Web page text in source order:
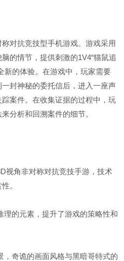
称对抗竞技型手机游戏。游戏采用
的情节，提供刺激的1V4“猫鼠追
新的体验。在游戏中，玩家需要
封神秘的委托信后，进入一座声
案件。在收集证据的过程中，玩
分析和回溯案件的细节。
角非对称对抗竞技手游，技术
。
的元素，提升了游戏的策略性和
奇诡的画面风格与黑暗哥特式的